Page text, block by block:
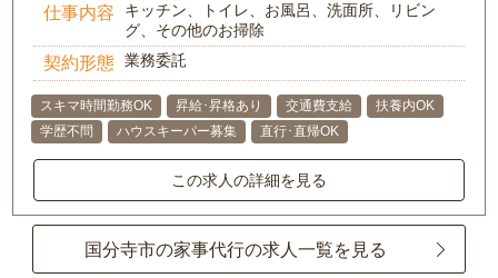
仕事内容
キッチン、トイレ、お風呂、洗面所、リビン
グ、その他のお掃除
契約形態 業務委託
スキマ時間勤務OK 昇給･昇格あり 交通費支給
扶養内OK
学歴不問
ハウスキーパー募集 直行･直帰OK
この求人の詳細を見る
国分寺市の家事代行の求人一覧を見る